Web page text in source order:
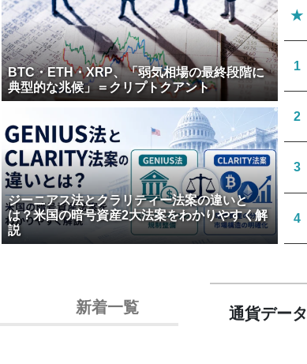
BTC・ETH・XRP、「弱気相場の最終段階に
典型的な兆候」＝クリプトクアント
ジーニアス法とクラリティー法案の違いと
は？米国の暗号資産2大法案をわかりやすく解
説
★
1
2
3
4
新着一覧 通貨データ